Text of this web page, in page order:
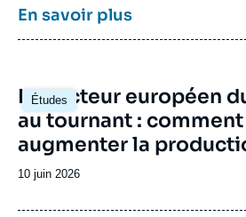
énergétiques et climatiques des
puissances comme les Etats-
ou l’Inde. Il offre une expertise
notamment.
En savoir plus
Études
Image
principale
Le secteur européen
au tournant :
augmenter la
Date
publication
10 juin 2026